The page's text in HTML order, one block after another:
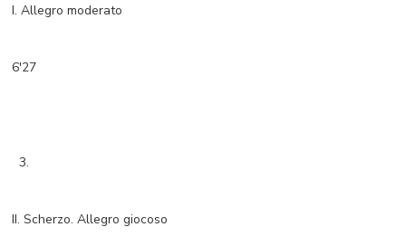
I. Allegro moderato
6'27
3.
II. Scherzo. Allegro giocoso